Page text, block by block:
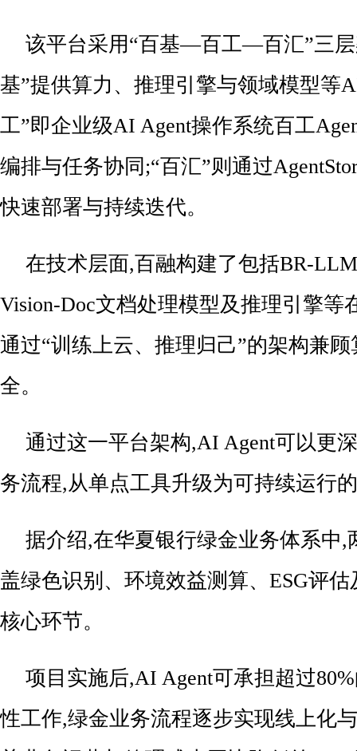
该平台采用“百基—百工—百汇”三层
基”提供算力、推理引擎与领域模型等
工”即企业级AI Agent操作系统百工
编排与任务协同;“百汇”则通过
快速部署与持续迭代。
在技术层面,百融构建了包括BR-
Vision-Doc文档处理模型及推理引擎等
通过“训练上云、推理归己”的架构兼
全。
通过这一平台架构,AI Agent可以更
务流程,从单点工具升级为可持续运行
据介绍,在华夏银行绿金业务体系中,
盖绿色识别、环境效益测算、ESG评
核心环节。
项目实施后,AI Agent可承担超过
性工作,绿金业务流程逐步实现线上化